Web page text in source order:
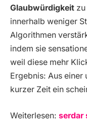
Glaubwürdigkeit
innerhalb weniger
Algorithmen
indem sie
weil diese mehr
Ergebnis: Aus einer
kurzer Zeit ein
Weiterlesen: serdar